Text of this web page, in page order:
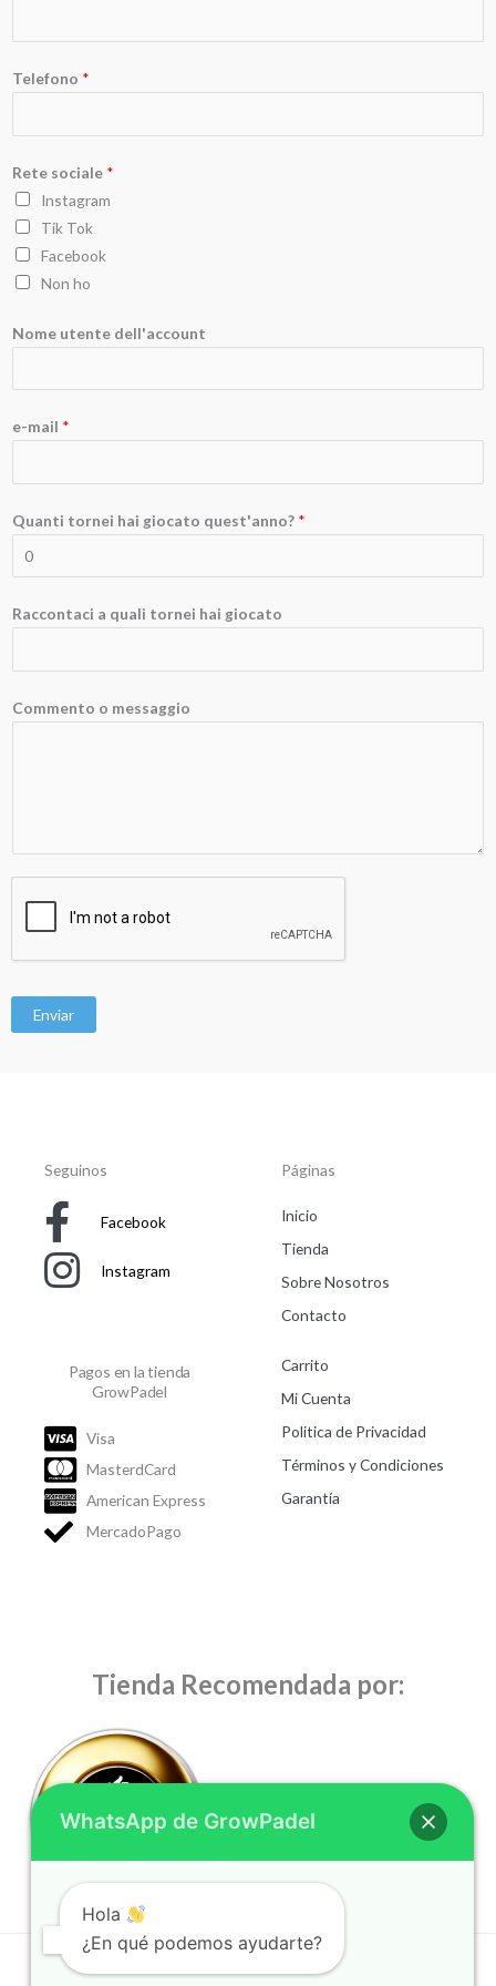
Telefono *
o
e
-
m
i
Rete sociale *
Instagram
Tik Tok
Facebook
Non ho
Nome utente dell'account
e-mail *
Quanti tornei hai giocato quest'anno? *
Raccontaci a quali tornei hai giocato
Commento o messaggio
Enviar
Seguinos
Facebook
Instagram
Páginas
Inicio
Tienda
Sobre Nosotros
Contacto
Pagos en la tienda
GrowPadel
Visa
MasterdCard
American Express
MercadoPago
Carrito
Mi Cuenta
Politica de Privacidad
Términos y Condiciones
Garantía
Tienda Recomendada por:
WhatsApp de GrowPadel
Hola
¿En qué podemos ayudarte?